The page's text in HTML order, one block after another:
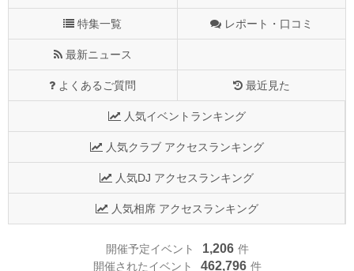
特集一覧 レポート・口コミ
最新ニュース
よくあるご質問 最近見た
人気イベントランキング
人気クラブ アクセスランキング
人気DJ アクセスランキング
人気相席 アクセスランキング
開催予定イベント 1,206 件
開催されたイベント
462,796 件